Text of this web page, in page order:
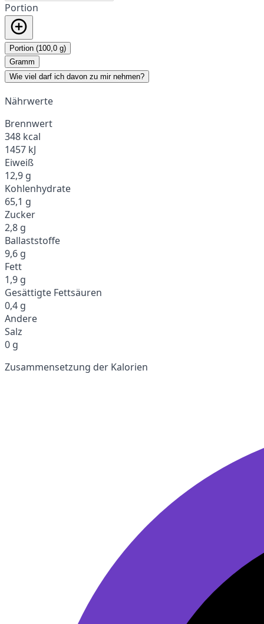
Portion
Portion (100,0 g)
Gramm
Wie viel darf ich davon zu mir nehmen?
Nährwerte
Brennwert
348 kcal
1457 kJ
Eiweiß
12,9 g
Kohlenhydrate
65,1 g
Zucker
2,8 g
Ballaststoffe
9,6 g
Fett
1,9 g
Gesättigte Fettsäuren
0,4 g
Andere
Salz
0 g
Zusammensetzung der Kalorien